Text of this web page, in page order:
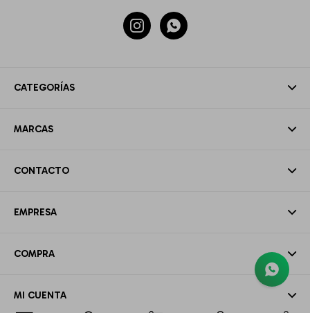
CATEGORÍAS
MARCAS
CONTACTO
EMPRESA
COMPRA
MI CUENTA
 